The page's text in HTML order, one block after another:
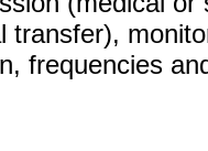
transfer),
frequencies